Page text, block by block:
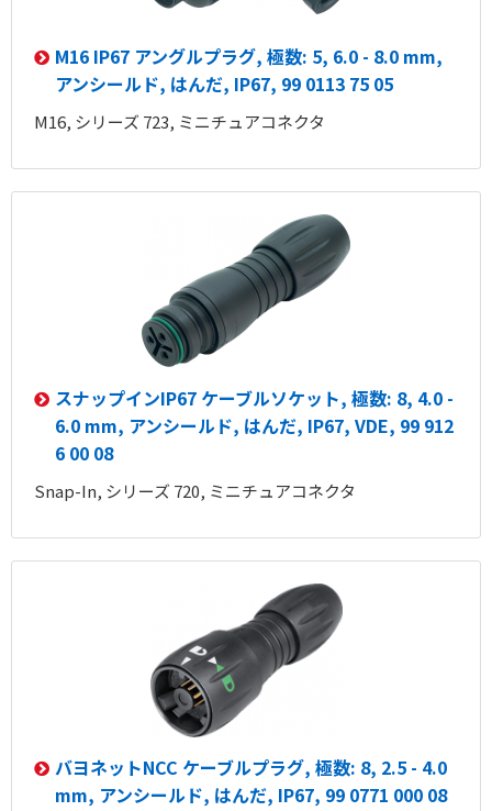
M16 IP67 アングルプラグ, 極数: 5, 6.0 - 8.0 mm,
アンシールド, はんだ, IP67, 99 0113 75 05
M16, シリーズ 723, ミニチュアコネクタ
スナップインIP67 ケーブルソケット, 極数: 8, 4.0 -
6.0 mm, アンシールド, はんだ, IP67, VDE, 99 912
6 00 08
Snap-In, シリーズ 720, ミニチュアコネクタ
バヨネットNCC ケーブルプラグ, 極数: 8, 2.5 - 4.0
mm, アンシールド, はんだ, IP67, 99 0771 000 08